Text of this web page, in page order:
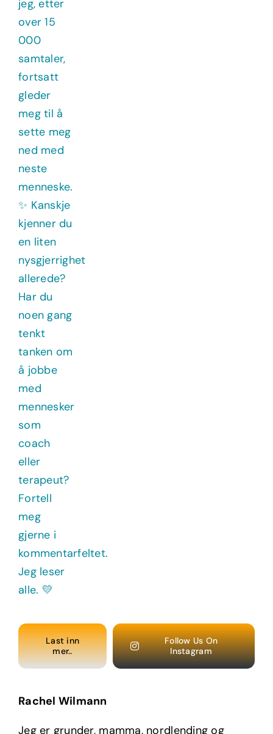
Last inn
mer..
Follow Us On
Instagram
Rachel Wilmann
Jeg er grunder, mamma, nordlending og